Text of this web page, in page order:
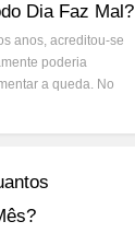
Dia Faz Mal?
anos, acreditou-se
poderia
a queda. No